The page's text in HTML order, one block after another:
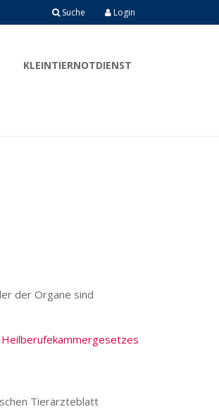
Login
Suche
KLEINTIERNOTDIENST
der Organe sind
Heilberufekammergesetzes
Tierärzteblatt